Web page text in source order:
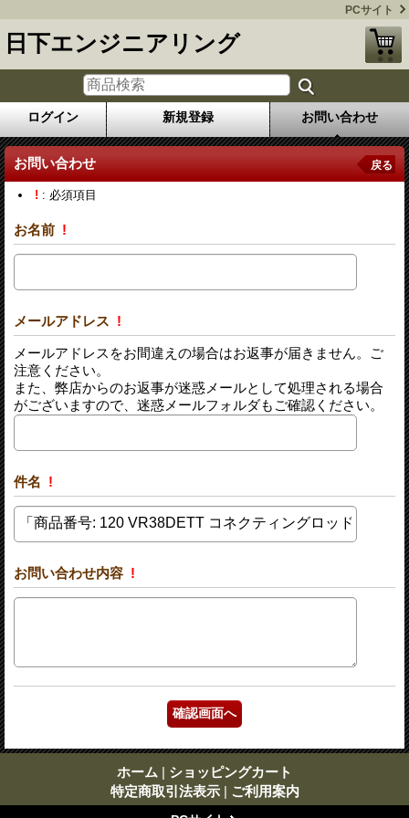
PCサイト
日下エンジニアリング
ログイン 新規登録 お問い合わせ
お問い合わせ 戻る
! : 必須項目
お名前 !
メールアドレス !
メールアドレスをお間違えの場合はお返事が届きません。ご
注意ください。
また、弊店からのお返事が迷惑メールとして処理される場合
がございますので、迷惑メールフォルダもご確認ください。
件名 !
お問い合わせ内容 !
ホーム | ショッピングカート
特定商取引法表示 | ご利用案内